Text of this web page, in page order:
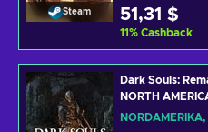
Steam 51,31 $
11% Cashback
Dark Souls:
NORTH